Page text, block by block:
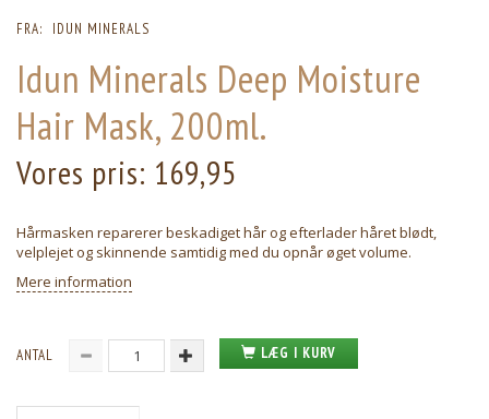
FRA: IDUN MINERALS
Idun Minerals Deep Moisture
Hair Mask, 200ml.
Vores pris: 169,95
Hårmasken reparerer beskadiget hår og efterlader håret blødt,
velplejet og skinnende samtidig med du opnår øget volume.
Mere information
ANTAL LÆG I KURV